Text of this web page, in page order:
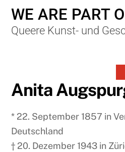
Skip
content
WE ARE PART
Queere Kunst- und
Anita
* 22. September 1857 in
Deutschland
† 20. Dezember 1943 in